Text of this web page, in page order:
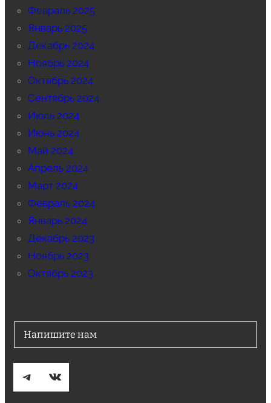
Февраль 2025
Январь 2025
Декабрь 2024
Ноябрь 2024
Октябрь 2024
Сентябрь 2024
Июль 2024
Июнь 2024
Май 2024
Апрель 2024
Март 2024
Февраль 2024
Январь 2024
Декабрь 2023
Ноябрь 2023
Октябрь 2023
Напишите нам
Telegram ВКонтакте